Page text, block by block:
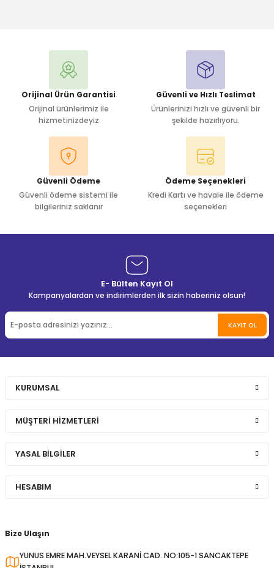
Orijinal Ürün Garantisi
Orijinal ürünlerimiz ile
hizmetinizdeyiz
Güvenli ve Hızlı Teslimat
Ürünlerinizi hızlı ve güvenli bir
şekilde hazırlıyoru.
Güvenli Ödeme
Güvenli ödeme sistemi ile
bilgileriniz saklanır
Ödeme Seçenekleri
Kredi Kartı ve havale ile ödeme
seçenekleri
E- Bülten Kayıt Ol
Kampanyalardan ve indirimlerden ilk sizin haberiniz olsun!
KAYIT OL
Bize Ulaşın
YUNUS EMRE MAH.VEYSEL KARANİ CAD. NO:105-1 SANCAKTEPE
KURUMSAL
MÜŞTERİ HİZMETLERİ
YASAL BİLGİLER
HESABIM